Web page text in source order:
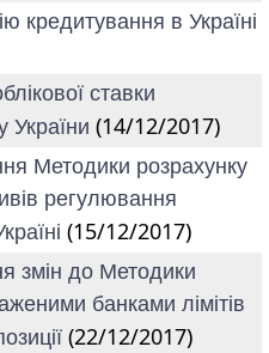
кредитування в Україні
ставки
України (14/12/2017)
Методики розрахунку
регулювання
(15/12/2017)
змін до Методики
банками лімітів
(22/12/2017)